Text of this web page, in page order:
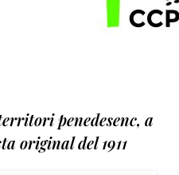
penedesenc, a
original del 1911